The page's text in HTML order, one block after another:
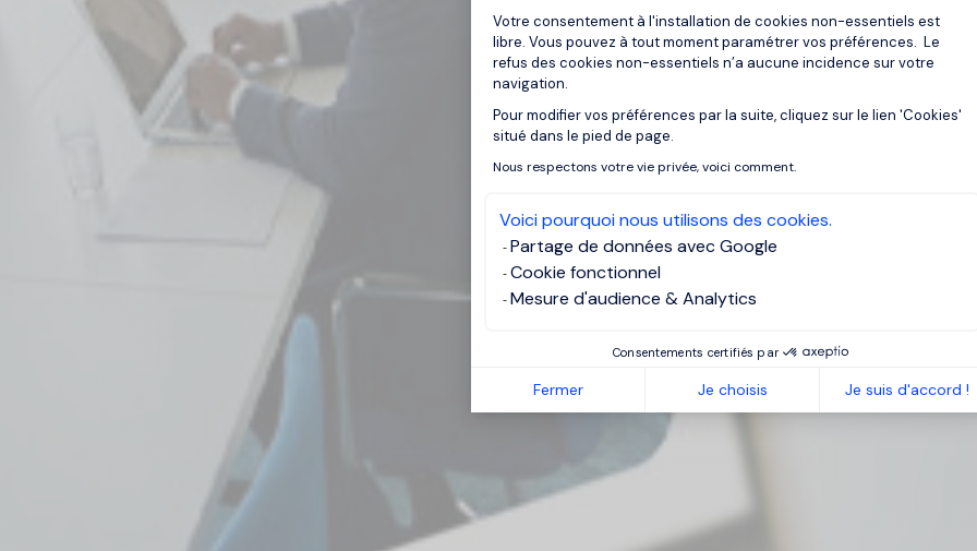
Votre consentement à l'installation de cookies non-essentiels est
libre. Vous pouvez à tout moment paramétrer vos préférences. Le
refus des cookies non-essentiels n’a aucune incidence sur votre
navigation.
Pour modifier vos préférences par la suite, cliquez sur le lien 'Cookies'
situé dans le pied de page.
Nous respectons votre vie privée, voici comment.
Voici pourquoi nous utilisons des cookies.
Partage de données avec Google
Cookie fonctionnel
Mesure d'audience & Analytics
Consentements certifiés par
Fermer Je choisis Je suis d'accord !
Axeptio consent